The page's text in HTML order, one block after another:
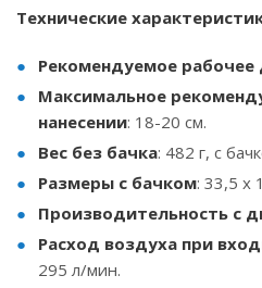
Технические
Рекомендуемое рабочее
Максимальное
нанесении: 18-20 см.
Вес без бачка: 482 г, с
Размеры с бачком: 33,5 x
Производительность с
Расход воздуха при
295 л/мин.